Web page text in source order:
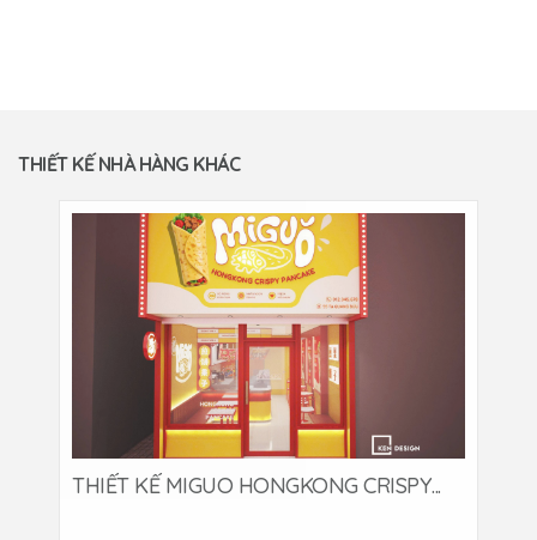
THIẾT KẾ NHÀ HÀNG KHÁC
THIẾT KẾ MIGUO HONGKONG CRISPY...